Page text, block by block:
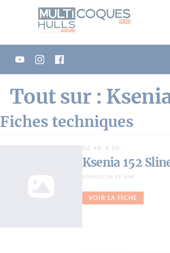
Tout sur :
Fiches techniques
DE 40' À 50'
Ksenia 152
LONGUEUR 15.24M
VOIR LA FICHE
Panneau de gestion des cookies